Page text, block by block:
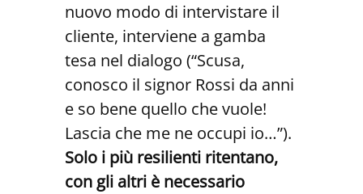
nuovo modo di intervistare il
cliente, interviene a gamba
tesa nel dialogo (“Scusa,
conosco il signor Rossi da anni
e so bene quello che vuole!
Lascia che me ne occupi io…”).
Solo i più resilienti ritentano,
con gli altri è necessario